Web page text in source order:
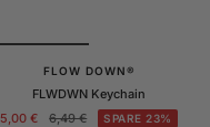
FLOW DOWN®
FLWDWN Keychain
Angebotspreis
5,00 €
Regulärer
6,49 € SPARE 23%